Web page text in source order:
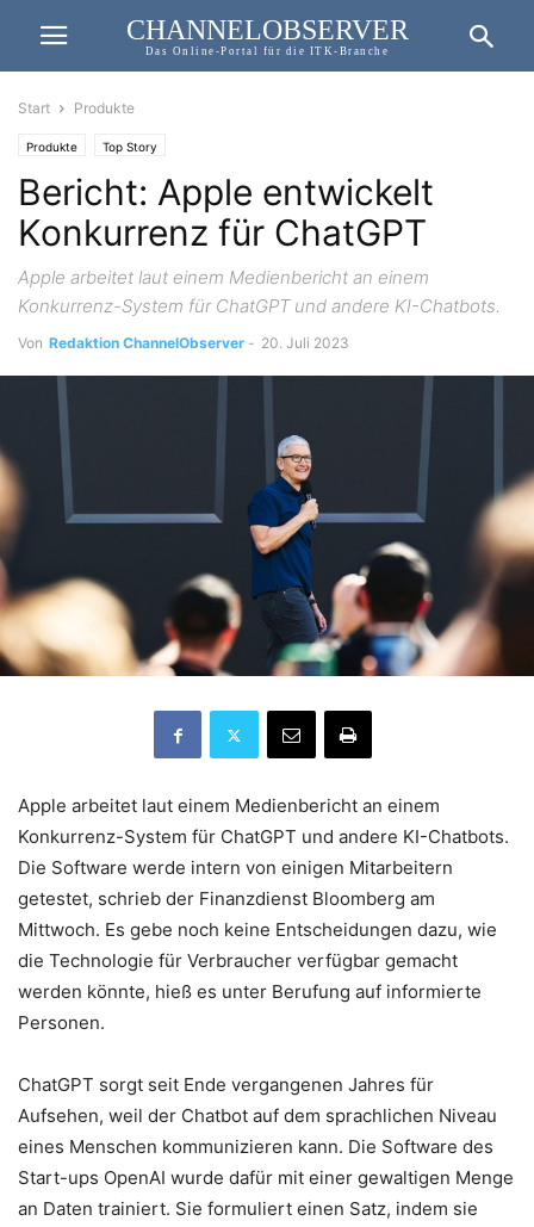
CHANNELOBSERVER
Das Online-Portal für die ITK-Branche
Start Produkte
Produkte Top Story
Bericht: Apple entwickelt
Konkurrenz für ChatGPT
Apple arbeitet laut einem Medienbericht an einem
Konkurrenz-System für ChatGPT und andere KI-Chatbots.
Von Redaktion ChannelObserver - 20. Juli 2023
Apple arbeitet laut einem Medienbericht an einem
Konkurrenz-System für ChatGPT und andere KI-Chatbots.
Die Software werde intern von einigen Mitarbeitern
getestet, schrieb der Finanzdienst Bloomberg am
Mittwoch. Es gebe noch keine Entscheidungen dazu, wie
die Technologie für Verbraucher verfügbar gemacht
werden könnte, hieß es unter Berufung auf informierte
Personen.
ChatGPT sorgt seit Ende vergangenen Jahres für
Aufsehen, weil der Chatbot auf dem sprachlichen Niveau
eines Menschen kommunizieren kann. Die Software des
Start-ups OpenAI wurde dafür mit einer gewaltigen Menge
an Daten trainiert. Sie formuliert einen Satz, indem sie